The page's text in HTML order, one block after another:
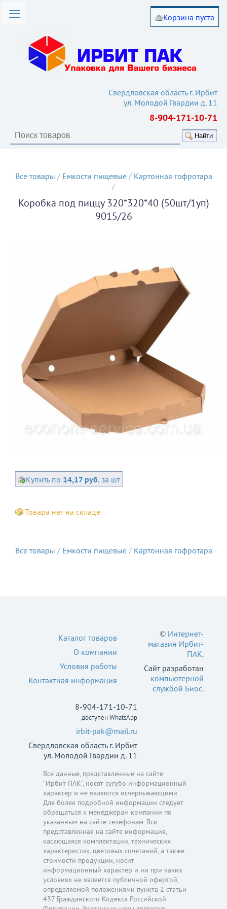
товаров
работы
Свердловская область г. Ирбит
ул. Молодой Гвардии д. 11
8-904-171-10-71
Корзина пуста
Найти
Все товары / Емкости пищевые/ Картонная гофротара
/
Коробка под пиццу 320*320*40 (50шт/1уп)
9015/26
Купить по 14,17 руб.за шт
Товара нет на складе
Все товары / Емкости пищевые/ Картонная гофротара
Каталог товаров
О компании
Условия работы
Контактная информация
8-904-171-10-71
доступен WhatsApp
irbit-pak@mail.ru
Свердловская область г. Ирбит
ул. Молодой Гвардии д. 11
© Интернет-
магазин Ирбит-
ПАК.
Сайт разработан
компьютерной
службой Биос.
Все данные, представленные на сайте
"Ирбит-ПАК", носят сугубо информационный
характер и не являются исчерпывающими.
Для более подробной информации следует
обращаться к менеджерам компании по
указанным на сайте телефонам. Вся
представленная на сайте информация,
касающаяся комплектации, технических
характеристик, цветовых сочетаний, а также
стоимости продукции, носит
информационный характер и ни при каких
условиях не является публичной офертой,
определяемой положениями пункта 2 статьи
437 Гражданского Кодекса Российской